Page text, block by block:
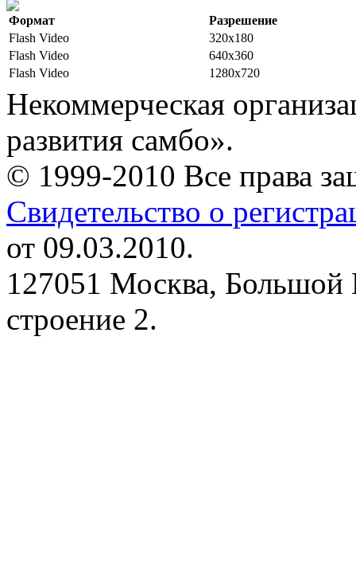
Формат
Разрешение
Flash Video
320x180
Flash Video
640x360
Flash Video
1280x720
Некоммерческая
развития самбо».
© 1999-2010 Все права
Свидетельство о
от 09.03.2010.
127051 Москва, Большой
строение 2.